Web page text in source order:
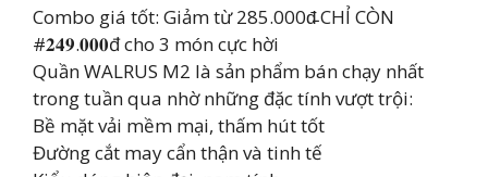
Combo giá tốt: Giảm từ 285.000đ̵ CHỈ CÒN
#𝟐𝟒𝟗.𝟎𝟎𝟎đ cho 3 món cực hời
Quần WALRUS M2 là sản phẩm bán chạy nhất
trong tuần qua nhờ những đặc tính vượt trội:
Bề mặt vải mềm mại, thấm hút tốt
Đường cắt may cẩn thận và tinh tế